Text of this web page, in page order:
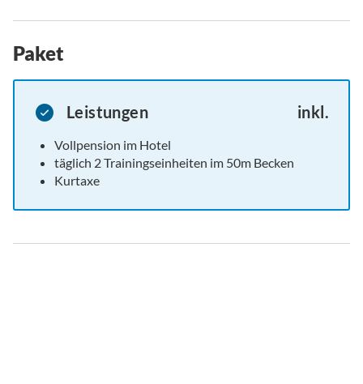
Paket
Leistungen inkl.
Vollpension im Hotel
täglich 2 Trainingseinheiten im 50m Becken
Kurtaxe